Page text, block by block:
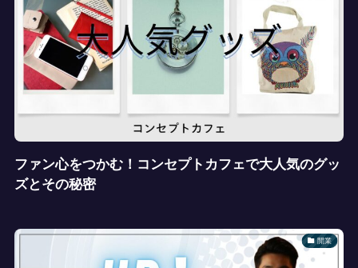
ファン心をつかむ！コンセプトカフェで大人気のグッ
ズとその秘密
開業